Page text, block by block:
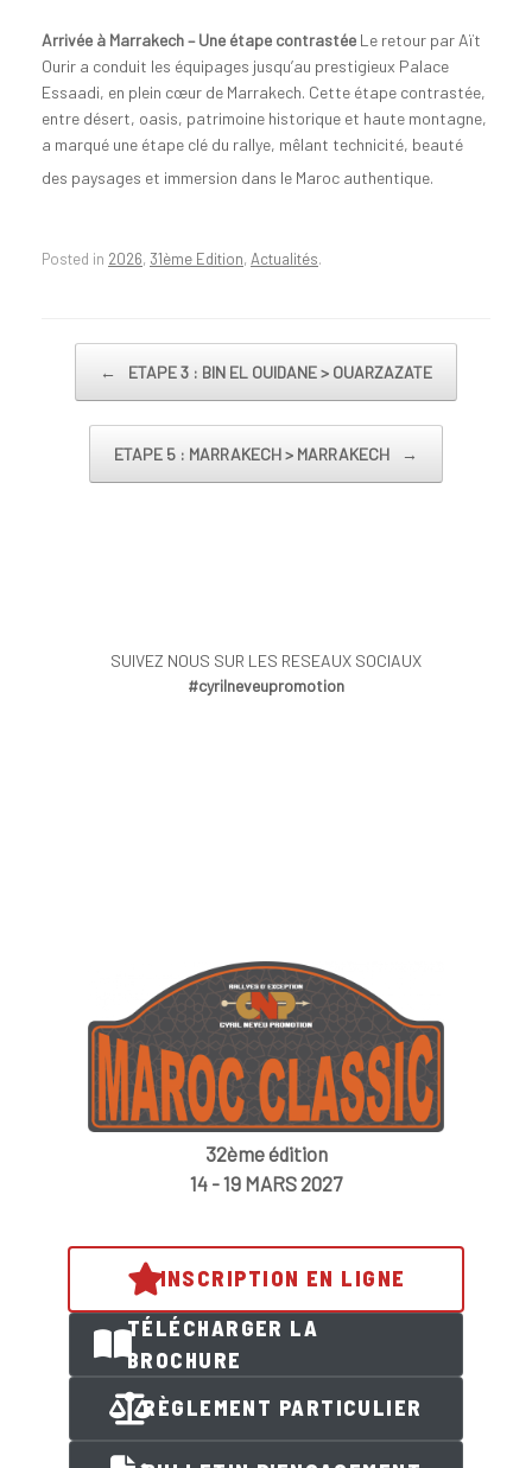
Arrivée à Marrakech – Une étape contrastée Le retour par Aït
Ourir a conduit les équipages jusqu’au prestigieux Palace
Essaadi, en plein cœur de Marrakech. Cette étape contrastée,
entre désert, oasis, patrimoine historique et haute montagne,
a marqué une étape clé du rallye, mêlant technicité, beauté
des paysages et immersion dans le Maroc authentique.
Posted in 2026, 31ème Edition, Actualités.
← ETAPE 3 : BIN EL OUIDANE > OUARZAZATE
ETAPE 5 : MARRAKECH > MARRAKECH →
SUIVEZ NOUS SUR LES RESEAUX SOCIAUX
#cyrilneveupromotion
32ème édition
14 - 19 MARS 2027
INSCRIPTION EN LIGNE
TÉLÉCHARGER LA
BROCHURE
RÈGLEMENT PARTICULIER